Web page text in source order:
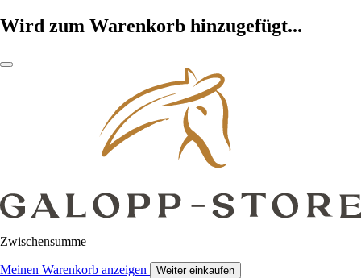
Wird zum Warenkorb hinzugefügt...
Zwischensumme
Meinen Warenkorb anzeigen Weiter einkaufen